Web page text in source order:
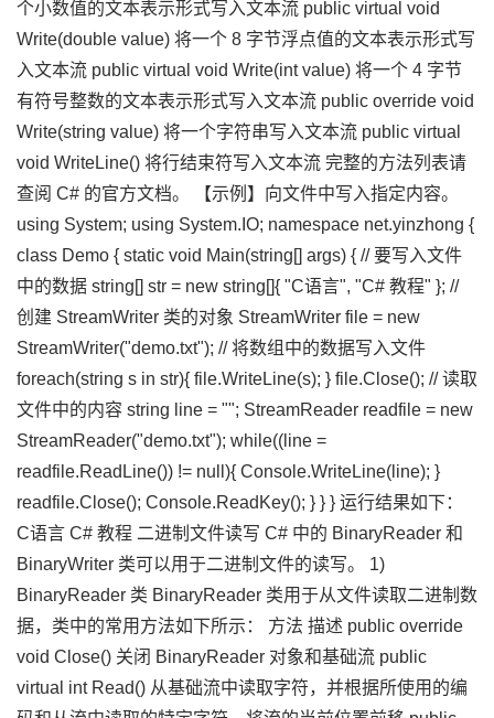
个小数值的文本表示形式写入文本流 public virtual void
Write(double value) 将一个 8 字节浮点值的文本表示形式写
入文本流 public virtual void Write(int value) 将一个 4 字节
有符号整数的文本表示形式写入文本流 public override void
Write(string value) 将一个字符串写入文本流 public virtual
void WriteLine() 将行结束符写入文本流 完整的方法列表请
查阅 C# 的官方文档。 【示例】向文件中写入指定内容。
using System; using System.IO; namespace net.yinzhong {
class Demo { static void Main(string[] args) { // 要写入文件
中的数据 string[] str = new string[]{ "C语言", "C# 教程" }; //
创建 StreamWriter 类的对象 StreamWriter file = new
StreamWriter("demo.txt"); // 将数组中的数据写入文件
foreach(string s in str){ file.WriteLine(s); } file.Close(); // 读取
文件中的内容 string line = ""; StreamReader readfile = new
StreamReader("demo.txt"); while((line =
readfile.ReadLine()) != null){ Console.WriteLine(line); }
readfile.Close(); Console.ReadKey(); } } } 运行结果如下：
C语言 C# 教程 二进制文件读写 C# 中的 BinaryReader 和
BinaryWriter 类可以用于二进制文件的读写。 1)
BinaryReader 类 BinaryReader 类用于从文件读取二进制数
据，类中的常用方法如下所示： 方法 描述 public override
void Close() 关闭 BinaryReader 对象和基础流 public
virtual int Read() 从基础流中读取字符，并根据所使用的编